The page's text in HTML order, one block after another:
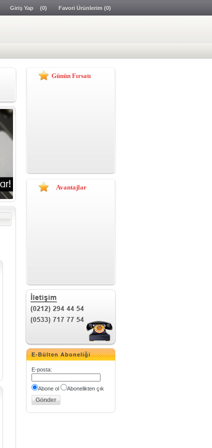
Giriş Yap (0) Favori Ürünlerim (0)
Günün Fırsatı
Avantajlar
E-Bülten Aboneliği
E-posta:
Abone ol Abonelikten çık